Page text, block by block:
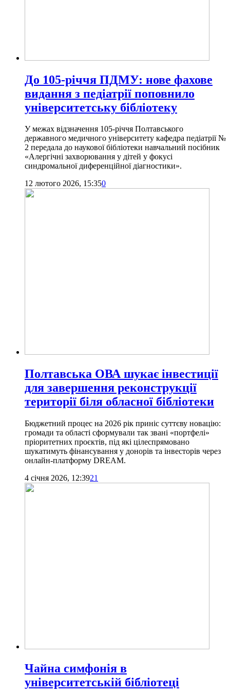
До 105-річчя ПДМУ: нове фахове
видання з педіатрії поповнило
університетську бібліотеку
У межах відзначення 105-річчя Полтавського
державного медичного університету кафедра педіатрії №
2 передала до наукової бібліотеки навчальний посібник
«Алергічні захворювання у дітей у фокусі
синдромальної диференційної діагностики».
12 лютого 2026, 15:350
Полтавська ОВА шукає інвестиції
для завершення реконструкції
території біля обласної бібліотеки
Бюджетний процес на 2026 рік приніс суттєву новацію:
громади та області сформували так звані «портфелі»
пріоритетних проєктів, під які цілеспрямовано
шукатимуть фінансування у донорів та інвесторів через
онлайн-платформу DREAM.
4 січня 2026, 12:3921
Чайна симфонія в
університетській бібліотеці